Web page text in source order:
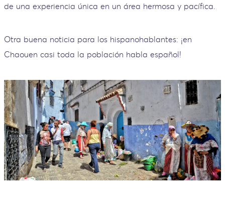
de una experiencia única en un área hermosa y pacífica.
Otra buena noticia para los hispanohablantes: ¡en
Chaouen casi toda la población habla español!